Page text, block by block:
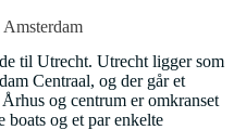
til Utrecht. Utrecht ligger som
Centraal, og der går et
og centrum er omkranset
og et par enkelte